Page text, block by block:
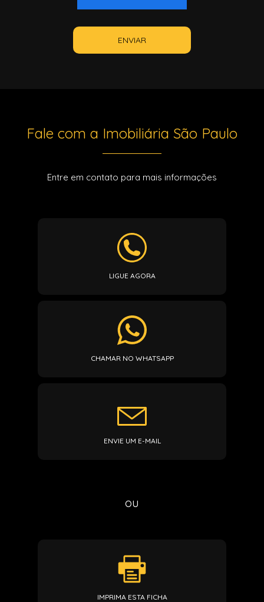
ENVIAR
Fale com a Imobiliária São Paulo
Entre em contato para mais informações
LIGUE AGORA
CHAMAR NO WHATSAPP
ENVIE UM E-MAIL
ou
IMPRIMA ESTA FICHA